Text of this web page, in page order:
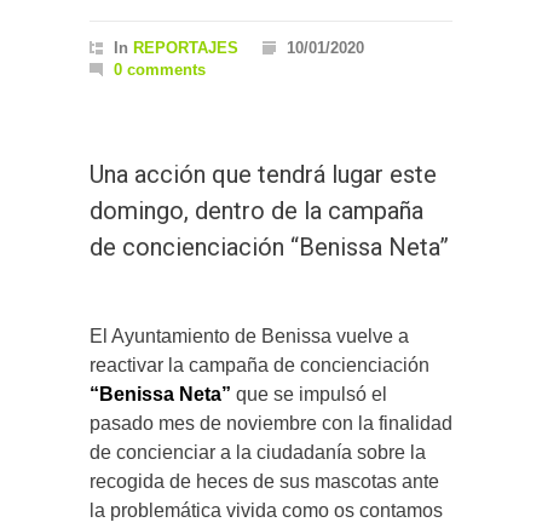
In REPORTAJES
10/01/2020
0 comments
Una acción que tendrá lugar este
domingo, dentro de la campaña
de concienciación “Benissa Neta”
El Ayuntamiento de Benissa vuelve a
reactivar la campaña de concienciación
“Benissa Neta” que se impulsó el
pasado mes de noviembre con la finalidad
de concienciar a la ciudadanía sobre la
recogida de heces de sus mascotas ante
la problemática vivida como os contamos